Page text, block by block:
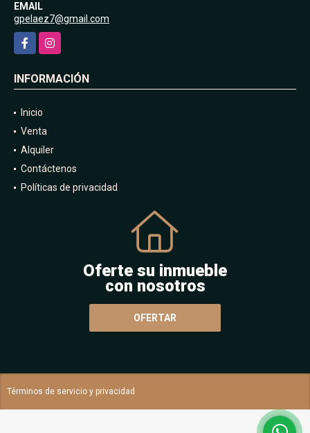
EMAIL
gpelaez7@gmail.com
FacebookInstagram
INFORMACIÓN
Inicio
Venta
Alquiler
Contáctenos
Políticas de privacidad
Oferte su inmueble
con nosotros
OFERTAR
Términos de servicio y privacidad